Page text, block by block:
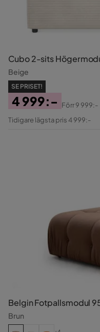
Cubo 2-sits
Beige
SE PRISET!
Pris
4 999:-
Original
Förr9 999:-
Tidigare lägsta pris 4 999:-
Belgin Fotpallsmodul
Brun